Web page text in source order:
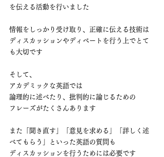
を伝える活動を行いました
情報をしっかり受け取り、正確に伝える技術は
ディスカッションやディベートを行う上でとて
も大切です
そして、
アカデミックな英語では
論理的に述べたり、批判的に論じるための
フレーズがたくさんあります
また「聞き直す」 「意見を求める」
「詳しく述
べてもらう」といった英語の質問も
ディスカッションを行うためには必要です